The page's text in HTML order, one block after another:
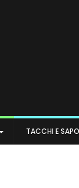
TACCHI E